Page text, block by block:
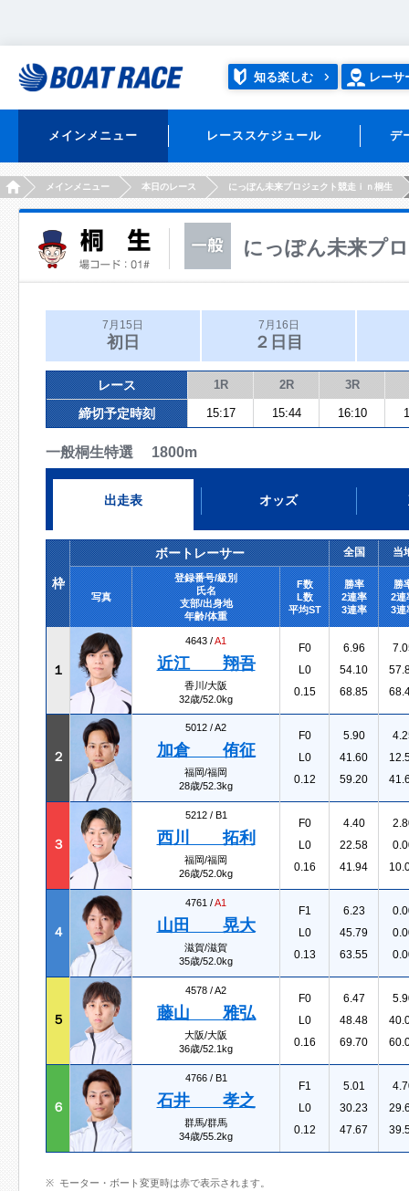
知る楽しむ レーサ
メインメニュー レーススケジュール デ
HOMEメインメニュー 本日のレース にっぽん未来プロジェクト競走ｉｎ桐生
にっぽん未来プ
7月15日
初日
7月16日
２日目
レース 1R 2R 3R
締切予定時刻 15:17 15:44 16:10
一般桐生特選 1800m
出走表 オッズ
枠
ボートレーサー 全国 当
写真
登録番号/級別
氏名
支部/出身地
年齢/体重
F数
L数
平均ST
勝率
2連率
3連率
勝
2連
3連
１
4643 /A1
近江 翔吾
香川/大阪
32歳/52.0kg
F0
L0
0.15
6.96
54.10
68.85
２
5012 /A2
加倉 侑征
福岡/福岡
28歳/52.3kg
F0
L0
0.12
5.90
41.60
59.20
３
5212 / B1
西川 拓利
福岡/福岡
26歳/52.0kg
F0
L0
0.16
4.40
22.58
41.94
４
4761 /A1
山田 晃大
滋賀/滋賀
35歳/52.0kg
F1
L0
0.13
6.23
45.79
63.55
５
4578 /A2
藤山 雅弘
大阪/大阪
36歳/52.1kg
F0
L0
0.16
6.47
48.48
69.70
６
4766 / B1
石井 孝之
群馬/群馬
34歳/55.2kg
F1
L0
0.12
5.01
30.23
47.67
モーター・ボート変更時は赤で表示されます。